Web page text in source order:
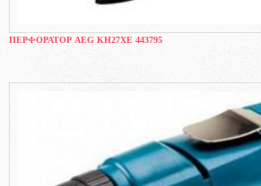
ПЕРФОРАТОР AEG KH27XE 443795